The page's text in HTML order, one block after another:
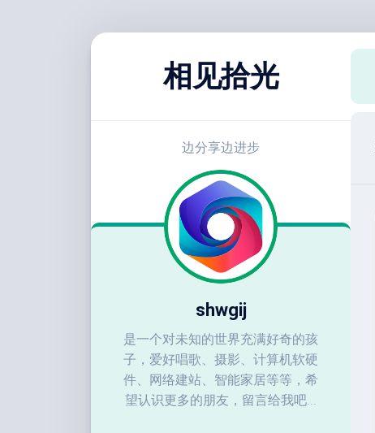
相见拾光
边分享边进步
shwgij
是一个对未知的世界充满好奇的孩
子，爱好唱歌、摄影、计算机软硬
件、网络建站、智能家居等等，希
望认识更多的朋友，留言给我吧...